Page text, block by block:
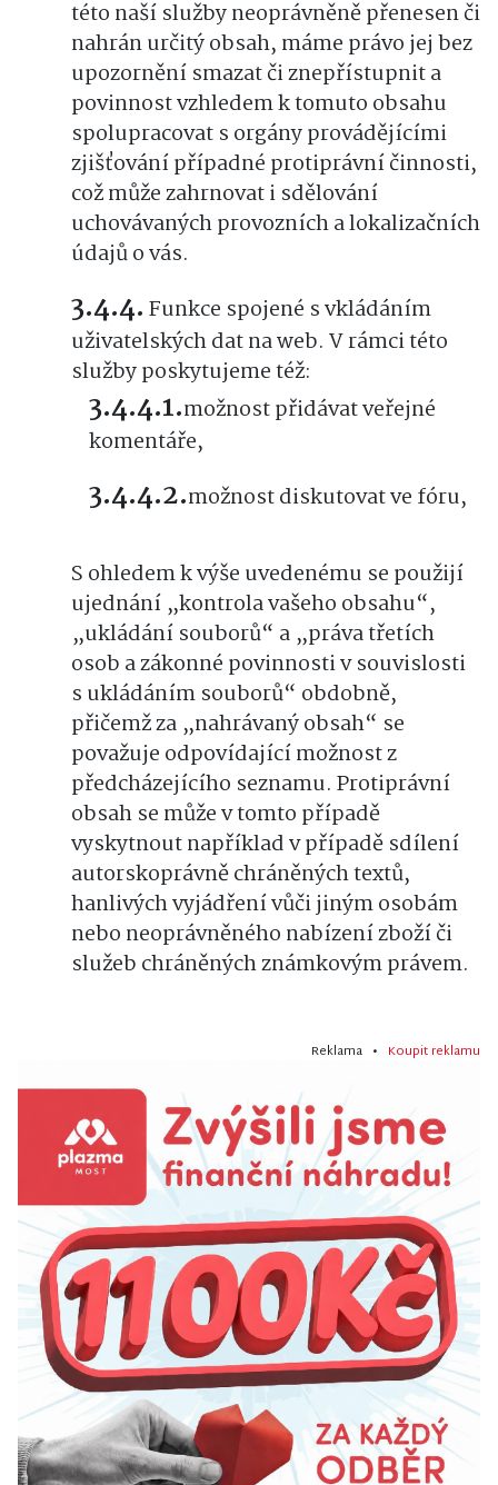
této naší služby neoprávněně přenesen či
nahrán určitý obsah, máme právo jej bez
upozornění smazat či znepřístupnit a
povinnost vzhledem k tomuto obsahu
spolupracovat s orgány provádějícími
zjišťování případné protiprávní činnosti,
což může zahrnovat i sdělování
uchovávaných provozních a lokalizačních
údajů o vás.
Funkce spojené s vkládáním
uživatelských dat na web. V rámci této
služby poskytujeme též:
možnost přidávat veřejné
komentáře,
možnost diskutovat ve fóru,
S ohledem k výše uvedenému se použijí
ujednání „kontrola vašeho obsahu“,
„ukládání souborů“ a „práva třetích
osob a zákonné povinnosti v souvislosti
s ukládáním souborů“ obdobně,
přičemž za „nahrávaný obsah“ se
považuje odpovídající možnost z
předcházejícího seznamu. Protiprávní
obsah se může v tomto případě
vyskytnout například v případě sdílení
autorskoprávně chráněných textů,
hanlivých vyjádření vůči jiným osobám
nebo neoprávněného nabízení zboží či
služeb chráněných známkovým právem.
Reklama • Koupit reklamu